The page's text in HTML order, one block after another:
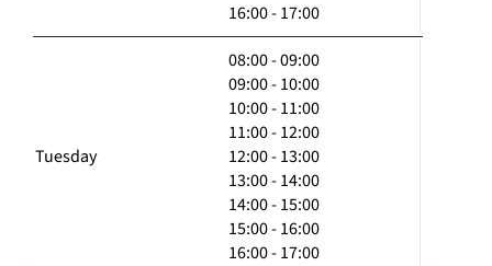
16:00 - 17:00
Tuesday
08:00 - 09:00
09:00 - 10:00
10:00 - 11:00
11:00 - 12:00
12:00 - 13:00
13:00 - 14:00
14:00 - 15:00
15:00 - 16:00
16:00 - 17:00